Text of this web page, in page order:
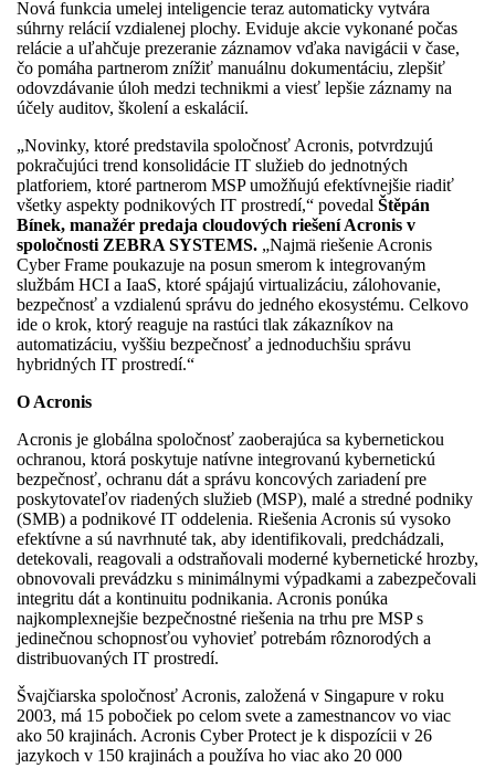
Nová funkcia umelej inteligencie teraz automaticky vytvára
súhrny relácií vzdialenej plochy. Eviduje akcie vykonané počas
relácie a uľahčuje prezeranie záznamov vďaka navigácii v čase,
čo pomáha partnerom znížiť manuálnu dokumentáciu, zlepšiť
odovzdávanie úloh medzi technikmi a viesť lepšie záznamy na
účely auditov, školení a eskalácií.
„Novinky, ktoré predstavila spoločnosť Acronis, potvrdzujú
pokračujúci trend konsolidácie IT služieb do jednotných
platforiem, ktoré partnerom MSP umožňujú efektívnejšie riadiť
všetky aspekty podnikových IT prostredí,“ povedal Štěpán
Bínek, manažér predaja cloudových riešení Acronis v
spoločnosti ZEBRA SYSTEMS. „Najmä riešenie Acronis
Cyber Frame poukazuje na posun smerom k integrovaným
službám HCI a IaaS, ktoré spájajú virtualizáciu, zálohovanie,
bezpečnosť a vzdialenú správu do jedného ekosystému. Celkovo
ide o krok, ktorý reaguje na rastúci tlak zákazníkov na
automatizáciu, vyššiu bezpečnosť a jednoduchšiu správu
hybridných IT prostredí.“
O Acronis
Acronis je globálna spoločnosť zaoberajúca sa kybernetickou
ochranou, ktorá poskytuje natívne integrovanú kybernetickú
bezpečnosť, ochranu dát a správu koncových zariadení pre
poskytovateľov riadených služieb (MSP), malé a stredné podniky
(SMB) a podnikové IT oddelenia. Riešenia Acronis sú vysoko
efektívne a sú navrhnuté tak, aby identifikovali, predchádzali,
detekovali, reagovali a odstraňovali moderné kybernetické hrozby,
obnovovali prevádzku s minimálnymi výpadkami a zabezpečovali
integritu dát a kontinuitu podnikania. Acronis ponúka
najkomplexnejšie bezpečnostné riešenia na trhu pre MSP s
jedinečnou schopnosťou vyhovieť potrebám rôznorodých a
distribuovaných IT prostredí.
Švajčiarska spoločnosť Acronis, založená v Singapure v roku
2003, má 15 pobočiek po celom svete a zamestnancov vo viac
ako 50 krajinách. Acronis Cyber Protect je k dispozícii v 26
jazykoch v 150 krajinách a používa ho viac ako 20 000